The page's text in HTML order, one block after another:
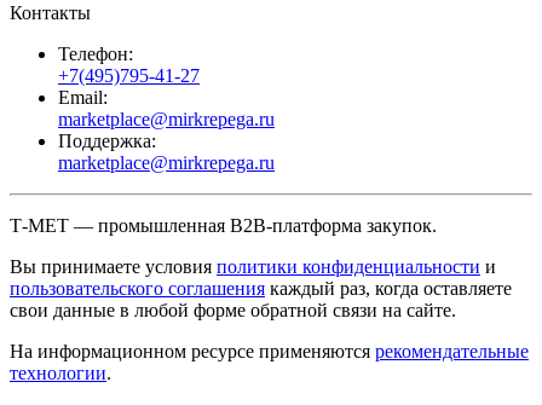
Контакты
Телефон:
+7(495)795-41-27
Email:
marketplace@mirkrepega.ru
Поддержка:
marketplace@mirkrepega.ru
Т-МЕТ — промышленная B2B-платформа закупок.
Вы принимаете условия политики конфиденциальности и
пользовательского соглашения каждый раз, когда оставляете
свои данные в любой форме обратной связи на сайте.
На информационном ресурсе применяются рекомендательные
технологии.